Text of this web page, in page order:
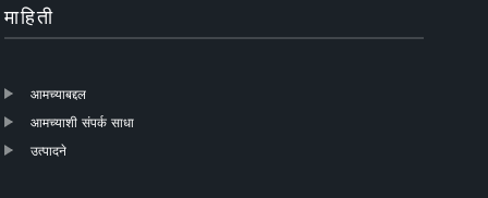
माहिती
आमच्याबद्दल
आमच्याशी संपर्क साधा
उत्पादने